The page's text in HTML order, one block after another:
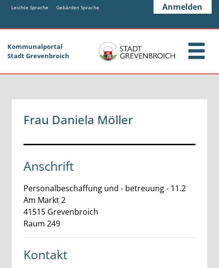
Zum Hauptinhalt springen
Zum Header
Zum Hauptinhalt
Zum Footer
Leichte Sprache Gebärden Sprache Anmelden
Kommunalportal
Stadt Grevenbroich
Frau Daniela Möller
Anschrift
Personalbeschaffung und - betreuung - 11.2
Am Markt2
41515 Grevenbroich
Raum 249
Kontakt